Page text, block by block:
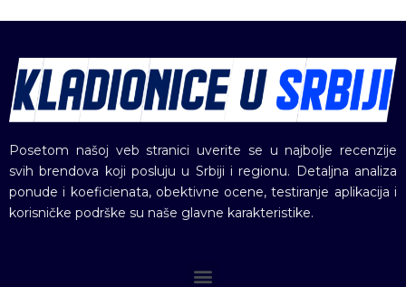
Posetom našoj veb stranici uverite se u najbolje recenzije
svih brendova koji posluju u Srbiji i regionu. Detaljna analiza
ponude i koeficienata, obektivne ocene, testiranje aplikacija i
korisničke podrške su naše glavne karakteristike.